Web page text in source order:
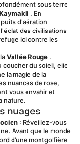
sous terre
. En
d'aération
des civilisations
ici contre les
Vallée Rouge .
coucher du soleil, elle
la magie de la
nuances de rose,
vous envahir et
nature.
nuages
: Réveillez-vous
Avant que le monde
d’une montgolfière